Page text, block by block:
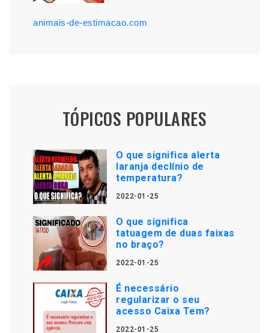
animais-de-estimacao.com
TÓPICOS POPULARES
O que significa alerta
laranja declínio de
temperatura?
2022-01-25
O que significa
tatuagem de duas faixas
no braço?
2022-01-25
É necessário
regularizar o seu
acesso Caixa Tem?
2022-01-25